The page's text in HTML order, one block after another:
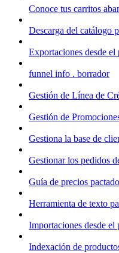
Conoce tus carritos
Descarga del catálogo
Exportaciones desde
funnel info . borrador
Gestión de Línea de
Gestión de
Gestiona la base de
Gestionar los pedidos
Guía de precios
Herramienta de texto
Importaciones desde el
Indexación de